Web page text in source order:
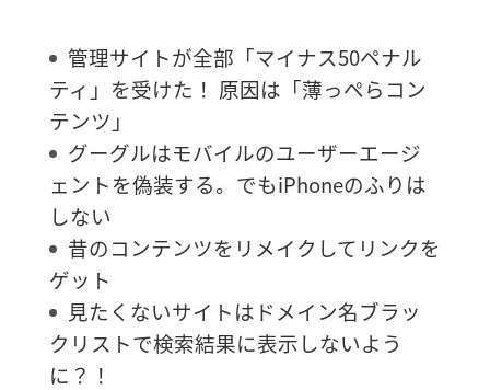
管理サイトが全部「マイナス50ペナル
ティ」を受けた！ 原因は「薄っぺらコン
テンツ」
グーグルはモバイルのユーザーエージ
ェントを偽装する。でもiPhoneのふりは
しない
昔のコンテンツをリメイクしてリンクを
ゲット
見たくないサイトはドメイン名ブラッ
クリストで検索結果に表示しないよう
に？！